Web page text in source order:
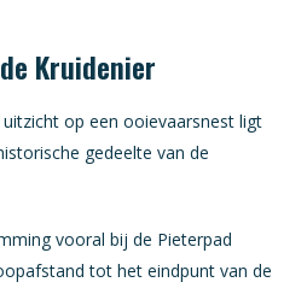
Kruidenier
op een ooievaarsnest ligt
gedeelte van de
vooral bij de Pieterpad
tot het eindpunt van de